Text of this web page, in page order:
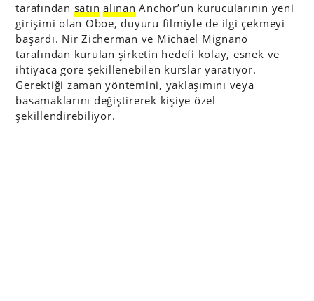
tarafından satın alınan Anchor’un kurucularının yeni
girişimi olan Oboe, duyuru filmiyle de ilgi çekmeyi
başardı. Nir Zicherman ve Michael Mignano
tarafından kurulan şirketin hedefi kolay, esnek ve
ihtiyaca göre şekillenebilen kurslar yaratıyor.
Gerektiği zaman yöntemini, yaklaşımını veya
basamaklarını değiştirerek kişiye özel
şekillendirebiliyor.